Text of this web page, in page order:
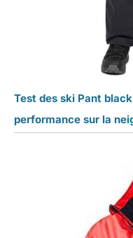
Test des ski Pant
performance sur la